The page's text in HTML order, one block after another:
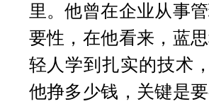
里。他曾在企业从事
要性，在他看来，蓝
轻人学到扎实的技术
他挣多少钱，关键是